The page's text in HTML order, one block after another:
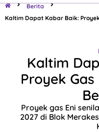
Berita
Kaltim Dapat Kabar Baik:
Kaltim
Proyek Gas
Proyek gas Eni
2027 di Blok